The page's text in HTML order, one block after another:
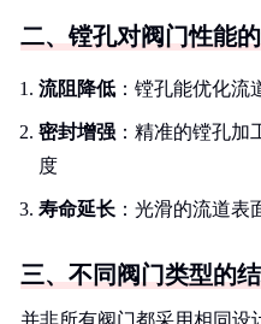
二、镗孔对阀门性能
流阻降低 ：镗孔能优化流
密封增强 ：精准的镗孔
度
寿命延长 ：光滑的流道表
三、不同阀门类型的
并非所有阀门都采用相同设